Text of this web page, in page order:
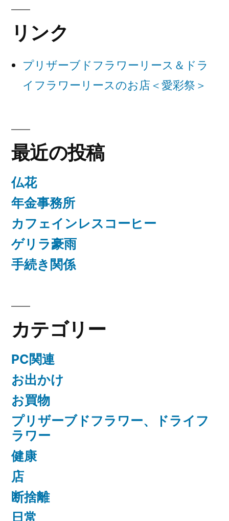
シ
ョ
ン
リンク
プリザーブドフラワーリース＆ドラ
イフラワーリースのお店＜愛彩祭＞
最近の投稿
仏花
年金事務所
カフェインレスコーヒー
ゲリラ豪雨
手続き関係
カテゴリー
PC関連
お出かけ
お買物
プリザーブドフラワー、ドライフ
ラワー
健康
店
断捨離
日常